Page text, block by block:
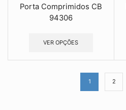
Porta Comprimidos CB
94306
VER OPÇÕES
1 2